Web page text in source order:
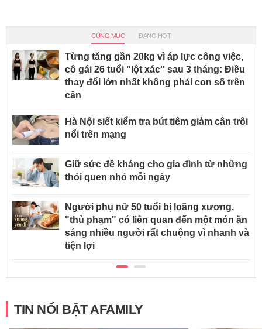
CÙNG MỤC ĐANG HOT
Từng tăng gần 20kg vì áp lực công việc,
cô gái 26 tuổi "lột xác" sau 3 tháng: Điều
thay đổi lớn nhất không phải con số trên
cân
Hà Nội siết kiểm tra bút tiêm giảm cân trôi
nổi trên mạng
Giữ sức đề kháng cho gia đình từ những
thói quen nhỏ mỗi ngày
Người phụ nữ 50 tuổi bị loãng xương,
"thủ phạm" có liên quan đến một món ăn
sáng nhiều người rất chuộng vì nhanh và
tiện lợi
TIN NỔI BẬT AFAMILY